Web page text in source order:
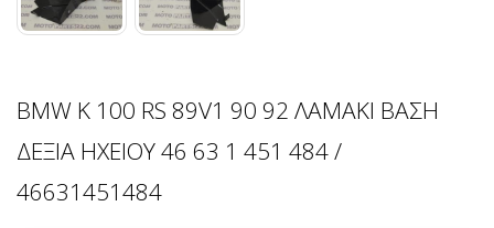
BMW K 100 RS 89V1 90 92 ΛΑΜΑΚΙ ΒΑΣΗ
ΔΕΞΙΑ ΗΧΕΙΟΥ 46 63 1 451 484 /
46631451484